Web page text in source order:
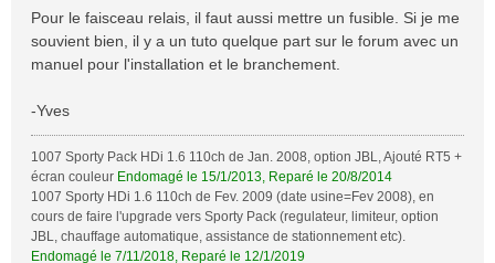
Pour le faisceau relais, il faut aussi mettre un fusible. Si je me
souvient bien, il y a un tuto quelque part sur le forum avec un
manuel pour l'installation et le branchement.
-Yves
1007 Sporty Pack HDi 1.6 110ch de Jan. 2008, option JBL, Ajouté RT5 +
écran couleur Endomagé le 15/1/2013, Reparé le 20/8/2014
1007 Sporty HDi 1.6 110ch de Fev. 2009 (date usine=Fev 2008), en
cours de faire l'upgrade vers Sporty Pack (regulateur, limiteur, option
JBL, chauffage automatique, assistance de stationnement etc).
Endomagé le 7/11/2018, Reparé le 12/1/2019